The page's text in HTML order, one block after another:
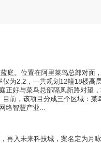
庭。位置在阿里菜鸟总部对面
为2.2，一共规划12幢18楼高
正好与菜鸟总部隔凤新路对望
前，该项目分成三个区域：菜
络智慧产业...
再入未来科技城，案名定为月